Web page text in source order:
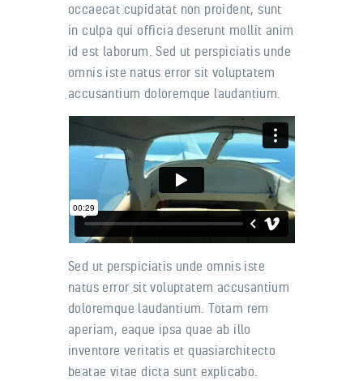
occaecat cupidatat non proident, sunt
in culpa qui officia deserunt mollit anim
id est laborum. Sed ut perspiciatis unde
omnis iste natus error sit voluptatem
accusantium doloremque laudantium.
Sed ut perspiciatis unde omnis iste
natus error sit voluptatem accusantium
doloremque laudantium. Totam rem
aperiam, eaque ipsa quae ab illo
inventore veritatis et quasiarchitecto
beatae vitae dicta sunt explicabo.